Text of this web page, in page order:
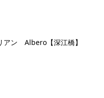
アン Albero【深江橋】